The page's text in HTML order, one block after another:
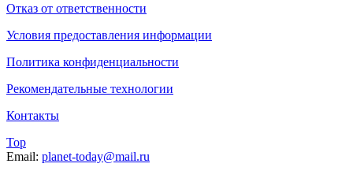
Отказ от ответственности
Условия предоставления информации
Политика конфиденциальности
Рекомендательные технологии
Контакты
Top
Email: planet-today@mail.ru